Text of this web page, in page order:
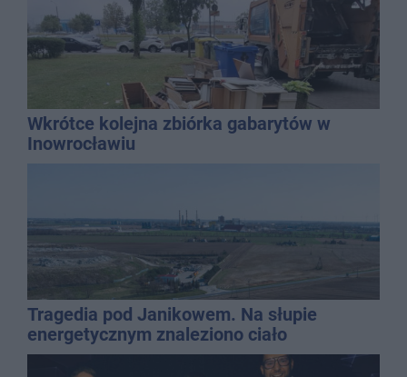
Wkrótce kolejna zbiórka gabarytów w
Inowrocławiu
Tragedia pod Janikowem. Na słupie
energetycznym znaleziono ciało
mężczyzny